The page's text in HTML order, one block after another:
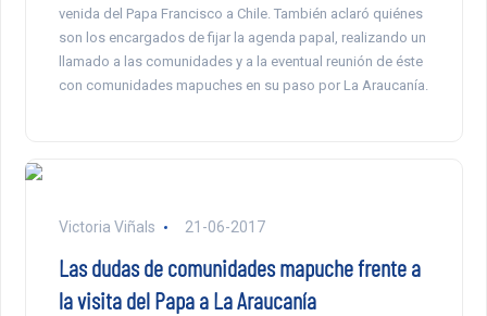
venida del Papa Francisco a Chile. También aclaró quiénes
son los encargados de fijar la agenda papal, realizando un
llamado a las comunidades y a la eventual reunión de éste
con comunidades mapuches en su paso por La Araucanía.
Victoria Viñals 21-06-2017
Las dudas de comunidades mapuche frente a
la visita del Papa a La Araucanía